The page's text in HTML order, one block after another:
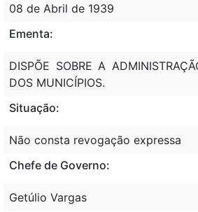
08 de Abril de 1939
Ementa:
DISPÕE SOBRE A
DOS MUNICÍPIOS.
Situação:
Não consta revogação expressa
Chefe de Governo:
Getúlio Vargas